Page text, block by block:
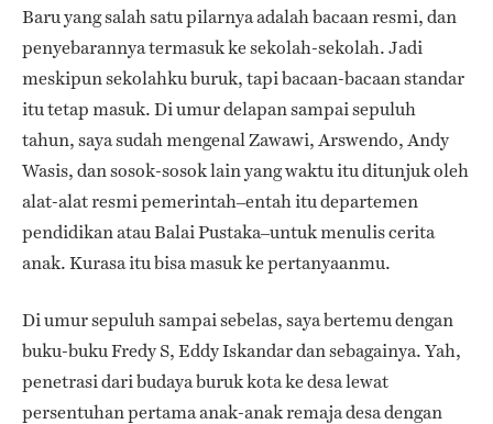
Baru yang salah satu pilarnya adalah bacaan resmi, dan
penyebarannya termasuk ke sekolah-sekolah. Jadi
meskipun sekolahku buruk, tapi bacaan-bacaan standar
itu tetap masuk. Di umur delapan sampai sepuluh
tahun, saya sudah mengenal Zawawi, Arswendo, Andy
Wasis, dan sosok-sosok lain yang waktu itu ditunjuk oleh
alat-alat resmi pemerintah–entah itu departemen
pendidikan atau Balai Pustaka–untuk menulis cerita
anak. Kurasa itu bisa masuk ke pertanyaanmu.
Di umur sepuluh sampai sebelas, saya bertemu dengan
buku-buku Fredy S, Eddy Iskandar dan sebagainya. Yah,
penetrasi dari budaya buruk kota ke desa lewat
persentuhan pertama anak-anak remaja desa dengan